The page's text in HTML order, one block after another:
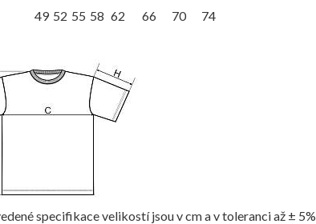
49 52 55 58 62 66 70 74
specifikace velikostí jsou v cm a v toleranci až ± 5%